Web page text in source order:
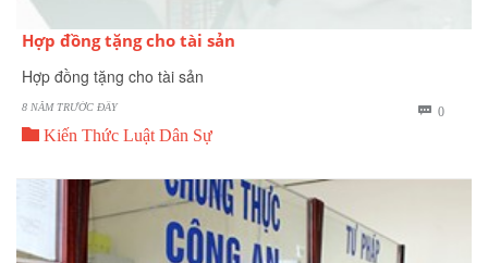
Hợp đồng tặng cho tài sản
Hợp đồng tặng cho tài sản
8 NĂM TRƯỚC ĐÂY  0BÌNH
 Kiến Thức Luật Dân Sự